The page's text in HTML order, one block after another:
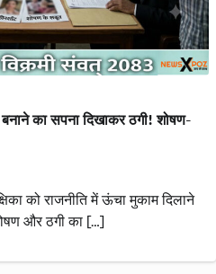
बनाने का सपना दिखाकर ठगी! शोषण-
को राजनीति में ऊंचा मुकाम दिलाने
और ठगी का […]